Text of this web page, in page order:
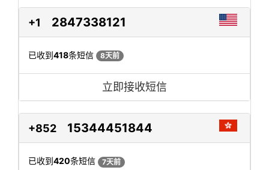
+1 2847338121
已收到418条短信 8天前
立即接收短信
+852 15344451844
已收到420条短信 7天前